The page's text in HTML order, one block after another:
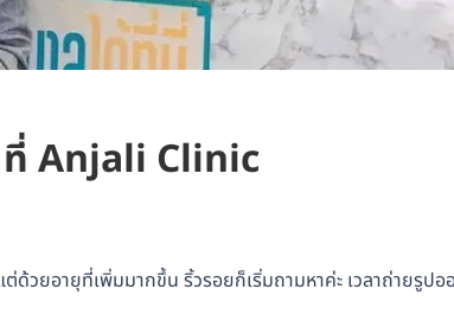
ที่ Anjali Clinic
ด้วยอายุที่เพิ่มมากขึ้น ริ้วรอยก็เริ่มถามหาค่ะ เวลาถ่ายรูปอ